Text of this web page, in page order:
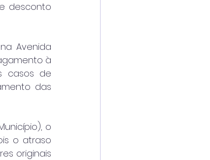
desconto
Avenida
à
casos de
das
o
o atraso
originais